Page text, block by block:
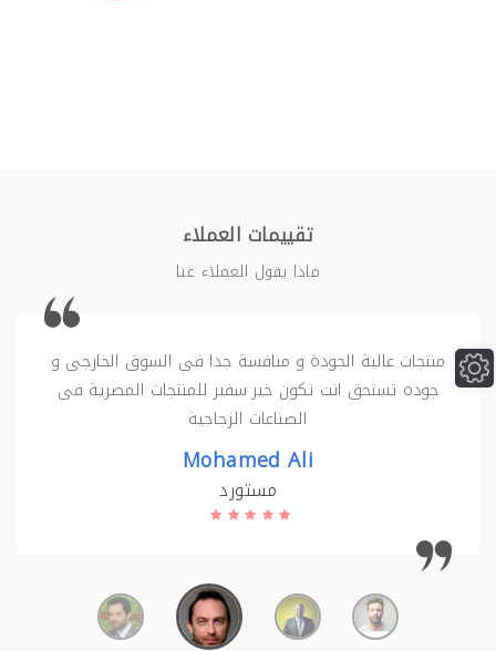
دورق زجاجى
تقييمات العملاء
ماذا يقول العملاء عنا
منتجات عالية الجودة و منافسة جدا فى السوق الخارجى و
جوده تستحق انت تكون خير سفير للمنتجات المصرية فى
الصناعات الزجاجية
Mohamed Ali
مستورد